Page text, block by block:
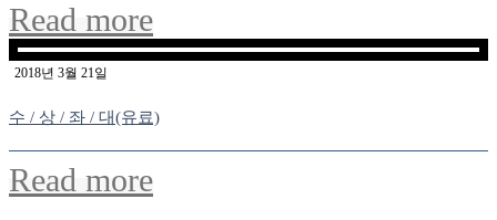
Read more
2018년 3월 21일
수 / 상 / 좌 / 대(유료)
Read more